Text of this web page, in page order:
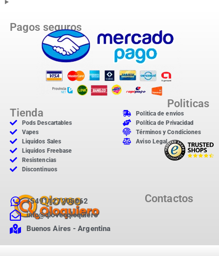
Pagos seguros
Tienda
Pods Descartables
Vapes
Liquidos Sales
Liquidos Freebase
Resistencias
Discontinuos
Politicas
Politica de envios
Política de Privacidad
Términos y Condiciones
Aviso Legal
Contactos
+5491127205062
info@qloveoqloquiero
Buenos Aires - Argentina